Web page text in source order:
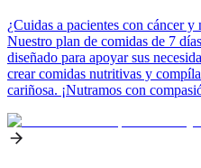
¿Cuidas a pacientes con cáncer y
Nuestro plan de comidas de 7
diseñado para apoyar sus
crear comidas nutritivas y
cariñosa. ¡Nutramos con